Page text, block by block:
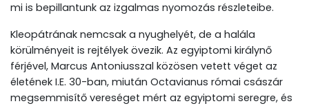
mi is bepillantunk az izgalmas nyomozás részleteibe.
Kleopátrának nemcsak a nyughelyét, de a halála
körülményeit is rejtélyek övezik. Az egyiptomi királynő
férjével, Marcus Antoniusszal közösen vetett véget az
életének I.E. 30-ban, miután Octavianus római császár
megsemmisítő vereséget mért az egyiptomi seregre, és